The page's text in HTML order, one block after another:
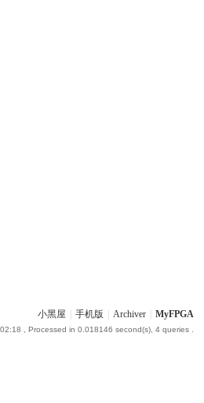
小黑屋 手机版 Archiver MyFPGA
, Processed in 0.018146 second(s), 4 queries .